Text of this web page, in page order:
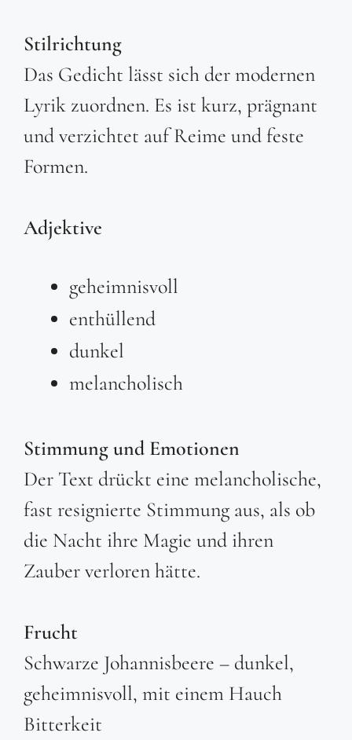
Stilrichtung
Das Gedicht lässt sich der modernen
Lyrik zuordnen. Es ist kurz, prägnant
und verzichtet auf Reime und feste
Formen.
Adjektive
geheimnisvoll
enthüllend
dunkel
melancholisch
Stimmung und Emotionen
Der Text drückt eine melancholische,
fast resignierte Stimmung aus, als ob
die Nacht ihre Magie und ihren
Zauber verloren hätte.
Frucht
Schwarze Johannisbeere – dunkel,
geheimnisvoll, mit einem Hauch
Bitterkeit